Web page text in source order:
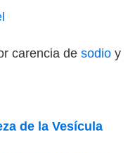
carencia de sodio y
de la Vesícula